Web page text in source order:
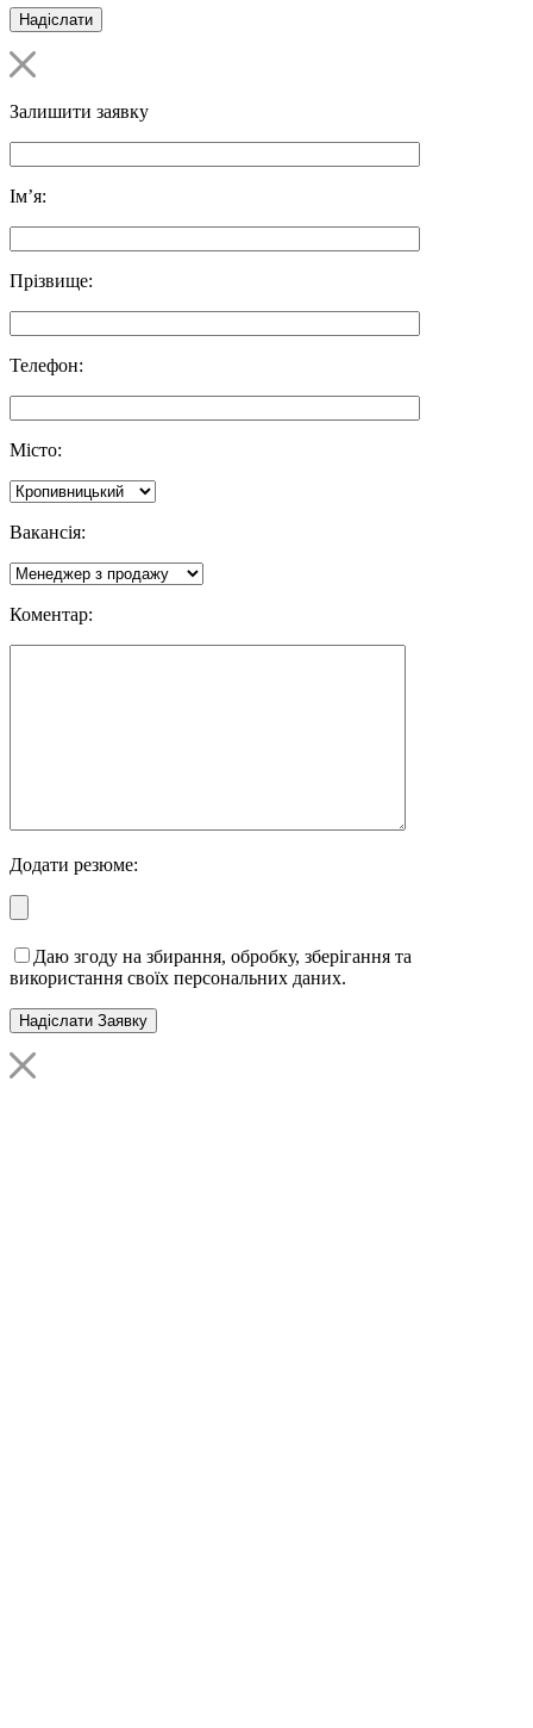
Залишити заявку
Ім’я:
Прізвище:
Телефон:
Місто:
Вакансія:
Коментар:
Додати резюме:
Даю згоду на збирання, обробку, зберігання та
використання своїх персональних даних.